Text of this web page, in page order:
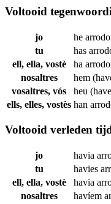
Voltooid
jo he
tu
has
ell, ella, vostè
ha
nosaltres
hem
vosaltres, vós
heu
ells, elles, vostès han
Voltooid verleden
jo havia
tu
havies
ell, ella, vostè
havia
nosaltres
havíem